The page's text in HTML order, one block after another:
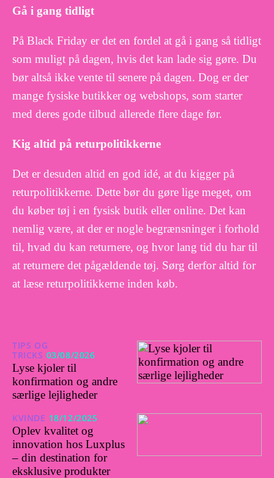
Gå i gang tidligt
På Black Friday er det en fordel at gå i gang så tidligt
som muligt på dagen, hvis det kan lade sig gøre. Du
bør altså ikke vente til senere på dagen. Dog er der
mange fysiske butikker og webshops, som starter
med deres gode tilbud allerede flere dage før.
Kig altid på returpolitikkerne
Det er desuden altid en god idé, at du kigger på
returpolitikkerne. Dette bør du gøre lige meget, om
du køber tøj i en fysisk butik eller online. Det kan
nemlig være, at der er nogle begrænsninger i forhold
til, hvad du kan returnere, og hvor lang tid du har til
at returnere det pågældende tøj. Sørg derfor altid for
at læse returpolitikkerne inden køb.
TIPS OG
TRICKS 03/08/2026
Lyse kjoler til
konfirmation og andre
særlige lejligheder
KVINDE 18/12/2025
Oplev kvalitet og
innovation hos Luxplus
– din destination for
eksklusive produkter